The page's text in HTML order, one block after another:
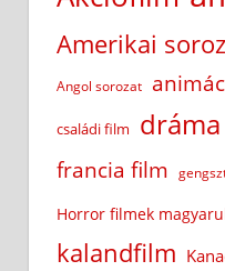
Amerikai
Angol sorozat
családi film dráma
francia film
Horror filmek
kalandfilm